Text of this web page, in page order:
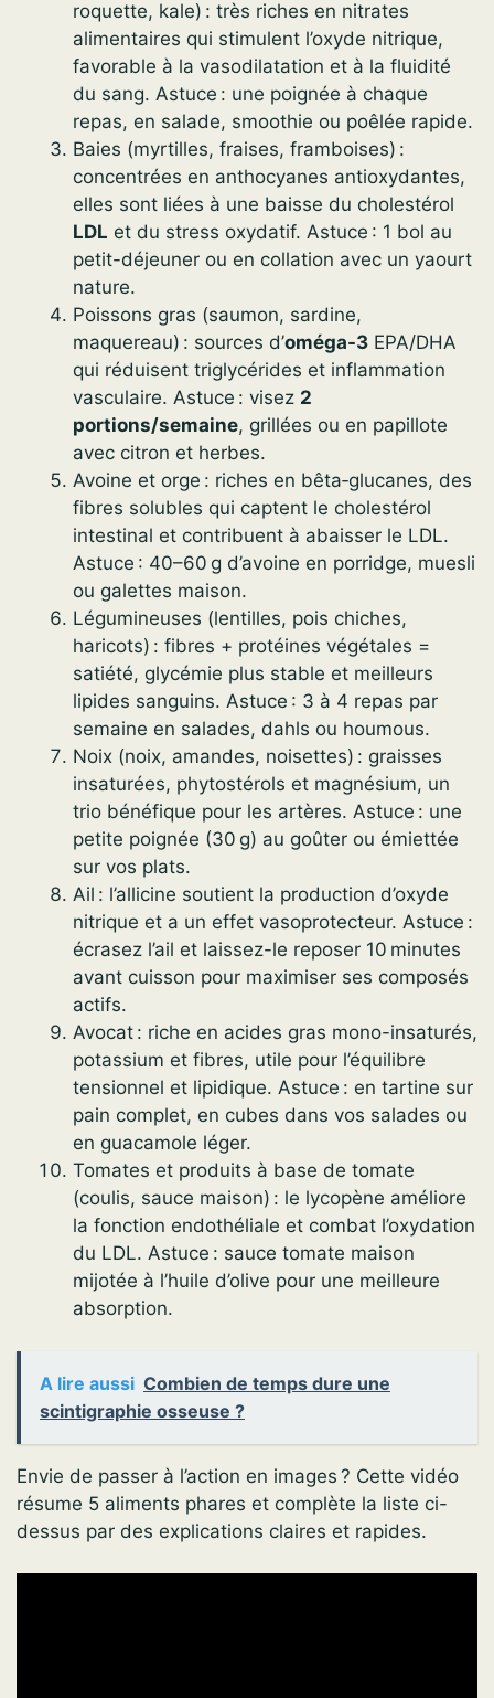
roquette, kale) : très riches en nitrates
alimentaires qui stimulent l’oxyde nitrique,
favorable à la vasodilatation et à la fluidité
du sang. Astuce : une poignée à chaque
repas, en salade, smoothie ou poêlée rapide.
Baies (myrtilles, fraises, framboises) :
concentrées en anthocyanes antioxydantes,
elles sont liées à une baisse du cholestérol
LDL et du stress oxydatif. Astuce : 1 bol au
petit-déjeuner ou en collation avec un yaourt
nature.
Poissons gras (saumon, sardine,
maquereau) : sources d’oméga-3 EPA/DHA
qui réduisent triglycérides et inflammation
vasculaire. Astuce : visez 2
portions/semaine, grillées ou en papillote
avec citron et herbes.
Avoine et orge : riches en bêta‑glucanes, des
fibres solubles qui captent le cholestérol
intestinal et contribuent à abaisser le LDL.
Astuce : 40–60 g d’avoine en porridge, muesli
ou galettes maison.
Légumineuses (lentilles, pois chiches,
haricots) : fibres + protéines végétales =
satiété, glycémie plus stable et meilleurs
lipides sanguins. Astuce : 3 à 4 repas par
semaine en salades, dahls ou houmous.
Noix (noix, amandes, noisettes) : graisses
insaturées, phytostérols et magnésium, un
trio bénéfique pour les artères. Astuce : une
petite poignée (30 g) au goûter ou émiettée
sur vos plats.
Ail : l’allicine soutient la production d’oxyde
nitrique et a un effet vasoprotecteur. Astuce :
écrasez l’ail et laissez-le reposer 10 minutes
avant cuisson pour maximiser ses composés
actifs.
Avocat : riche en acides gras mono-insaturés,
potassium et fibres, utile pour l’équilibre
tensionnel et lipidique. Astuce : en tartine sur
pain complet, en cubes dans vos salades ou
en guacamole léger.
Tomates et produits à base de tomate
(coulis, sauce maison) : le lycopène améliore
la fonction endothéliale et combat l’oxydation
du LDL. Astuce : sauce tomate maison
mijotée à l’huile d’olive pour une meilleure
absorption.
A lire aussi Combien de temps dure une
scintigraphie osseuse ?
Envie de passer à l’action en images ? Cette vidéo
résume 5 aliments phares et complète la liste ci-
dessus par des explications claires et rapides.